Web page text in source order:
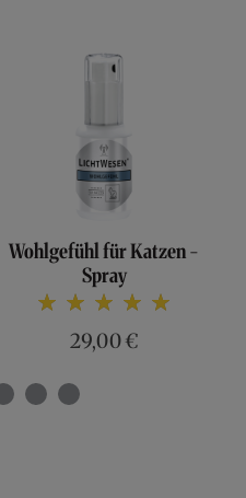
Wohlgefühl für Katzen -
Spray
Bewertung:
29,00 €